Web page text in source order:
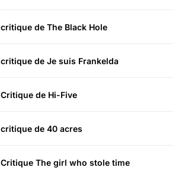
de The Black Hole
de Je suis Frankelda
de Hi-Five
de 40 acres
The girl who stole time